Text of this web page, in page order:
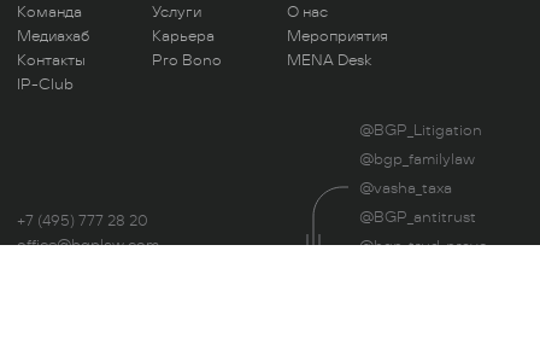
Команда Услуги
О нас
Медиахаб
Карьера
Мероприятия
Контакты
Pro Bono
MENA Desk
IP-Club
+7 (495) 777 28 20
office@bgplaw.com
@BGP_Litigation
@bgp_familylaw
@vasha_taxa
@BGP_antitrust
@bgp_trud_pravo